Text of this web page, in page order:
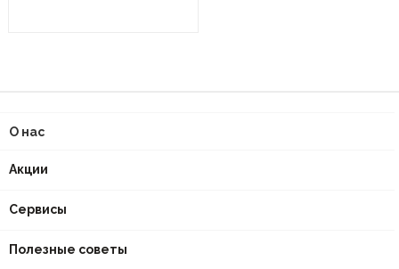
О нас
Акции
Сервисы
Полезные советы